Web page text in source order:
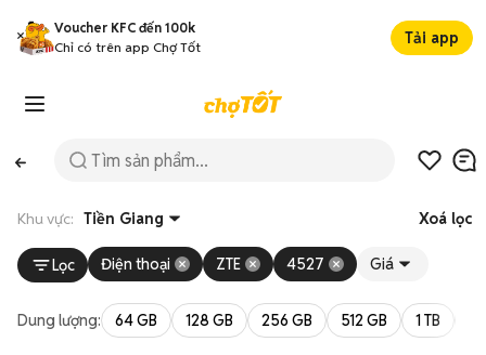
Voucher KFC đến 100k
Chỉ có trên app Chợ Tốt
Tải app
Khu vực: Tiền Giang Xoá lọc
Lọc Điện thoại ZTE 4527 Giá
Dung lượng: 64 GB 128 GB 256 GB 512 GB 1 TB